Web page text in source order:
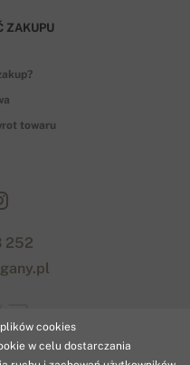
ZAKUPU
towaru
252
cookies
w celu dostarczania